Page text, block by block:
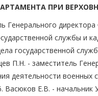
ПРИ
Генерального
службы и
государственной
П.Н. - заместитель
деятельности
Е.В. - начальник